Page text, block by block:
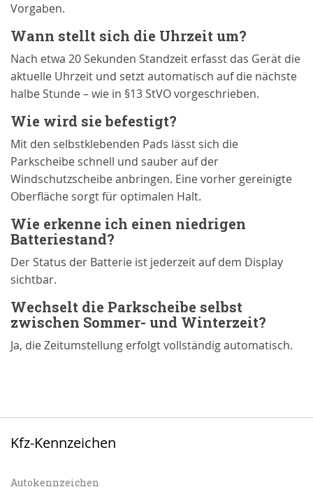
Vorgaben.
Wann stellt sich die Uhrzeit um?
Nach etwa 20 Sekunden Standzeit erfasst das Gerät die
aktuelle Uhrzeit und setzt automatisch auf die nächste
halbe Stunde – wie in §13 StVO vorgeschrieben.
Wie wird sie befestigt?
Mit den selbstklebenden Pads lässt sich die
Parkscheibe schnell und sauber auf der
Windschutzscheibe anbringen. Eine vorher gereinigte
Oberfläche sorgt für optimalen Halt.
Wie erkenne ich einen niedrigen
Batteriestand?
Der Status der Batterie ist jederzeit auf dem Display
sichtbar.
Wechselt die Parkscheibe selbst
zwischen Sommer- und Winterzeit?
Ja, die Zeitumstellung erfolgt vollständig automatisch.
Kfz-Kennzeichen
Autokennzeichen